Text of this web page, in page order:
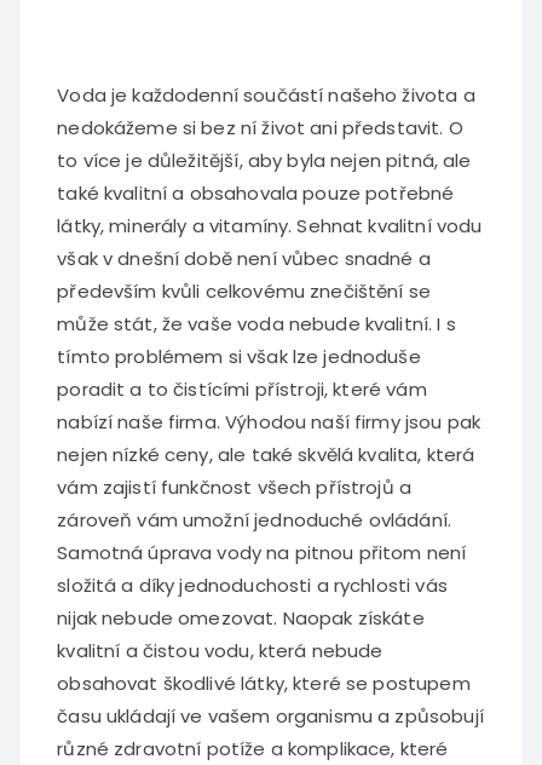
Voda je každodenní součástí našeho života a
nedokážeme si bez ní život ani představit. O
to více je důležitější, aby byla nejen pitná, ale
také kvalitní a obsahovala pouze potřebné
látky, minerály a vitamíny. Sehnat kvalitní vodu
však v dnešní době není vůbec snadné a
především kvůli celkovému znečištění se
může stát, že vaše voda nebude kvalitní. I s
tímto problémem si však lze jednoduše
poradit a to čistícími přístroji, které vám
nabízí naše firma. Výhodou naší firmy jsou pak
nejen nízké ceny, ale také skvělá kvalita, která
vám zajistí funkčnost všech přístrojů a
zároveň vám umožní jednoduché ovládání.
Samotnáúprava vody na pitnou přitom není
složitá a díky jednoduchosti a rychlosti vás
nijak nebude omezovat. Naopak získáte
kvalitní a čistou vodu, která nebude
obsahovat škodlivé látky, které se postupem
času ukládají ve vašem organismu a způsobují
různé zdravotní potíže a komplikace, které